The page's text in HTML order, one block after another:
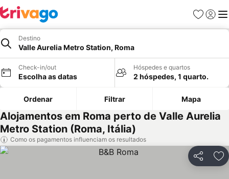
Favoritos
Iniciar
Destino
Valle Aurelia Metro Station, Roma
Check-in/out
Escolha as datas
Hóspedes e quartos
2 hóspedes, 1 quarto.
Ordenar Filtrar Mapa
Alojamentos em Roma perto de Valle Aurelia
Metro Station (Roma, Itália)
Como os pagamentos influenciam os resultados
Partilhar